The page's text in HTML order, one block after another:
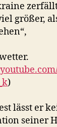
größer,
)
lässt er
seiner